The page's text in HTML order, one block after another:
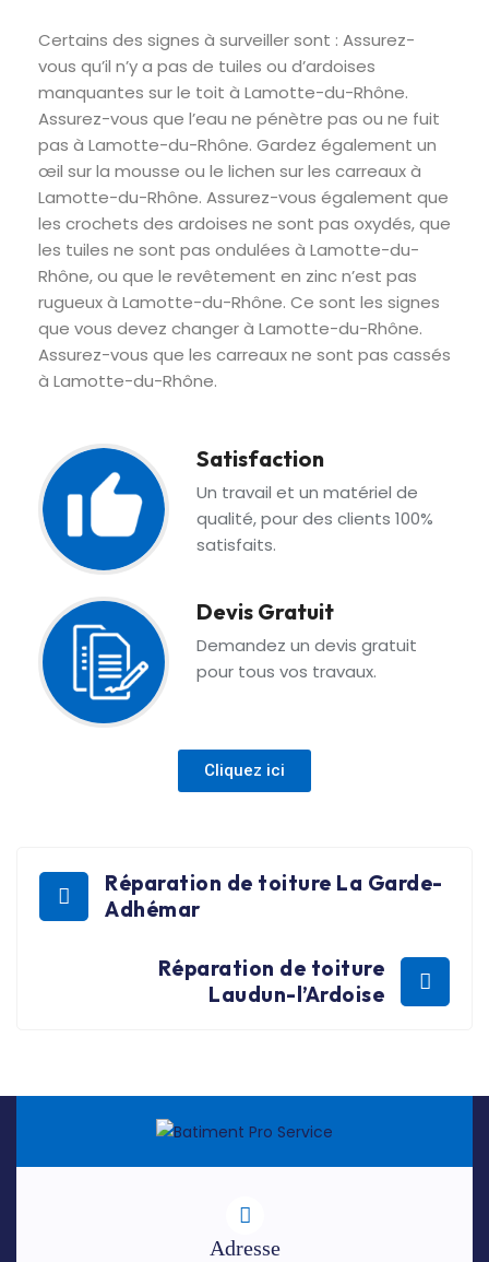
Certains des signes à surveiller sont : Assurez-
vous qu’il n’y a pas de tuiles ou d’ardoises
manquantes sur le toit à Lamotte-du-Rhône.
Assurez-vous que l’eau ne pénètre pas ou ne fuit
pas à Lamotte-du-Rhône. Gardez également un
œil sur la mousse ou le lichen sur les carreaux à
Lamotte-du-Rhône. Assurez-vous également que
les crochets des ardoises ne sont pas oxydés, que
les tuiles ne sont pas ondulées à Lamotte-du-
Rhône, ou que le revêtement en zinc n’est pas
rugueux à Lamotte-du-Rhône. Ce sont les signes
que vous devez changer à Lamotte-du-Rhône.
Assurez-vous que les carreaux ne sont pas cassés
à Lamotte-du-Rhône.
Satisfaction
Un travail et un matériel de
qualité, pour des clients 100%
satisfaits.
Devis Gratuit
Demandez un devis gratuit
pour tous vos travaux.
Cliquez ici
Réparation de toiture La Garde-
Adhémar
Réparation de toiture
Laudun-l’Ardoise
Adresse